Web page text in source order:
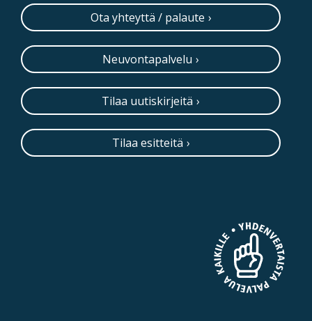
Ota yhteyttä / palaute
Neuvontapalvelu
Tilaa uutiskirjeitä
Tilaa esitteitä